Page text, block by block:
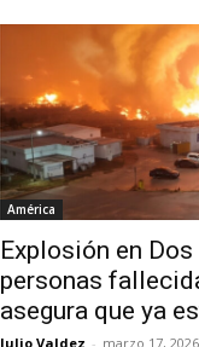
América
Explosión en
personas
asegura que ya
Julio Valdez - marzo 17, 2026